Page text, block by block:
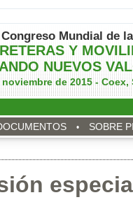
Congreso Mundial de
Y
NUEVOS
noviembre de 2015 - Coex,
SOBRE